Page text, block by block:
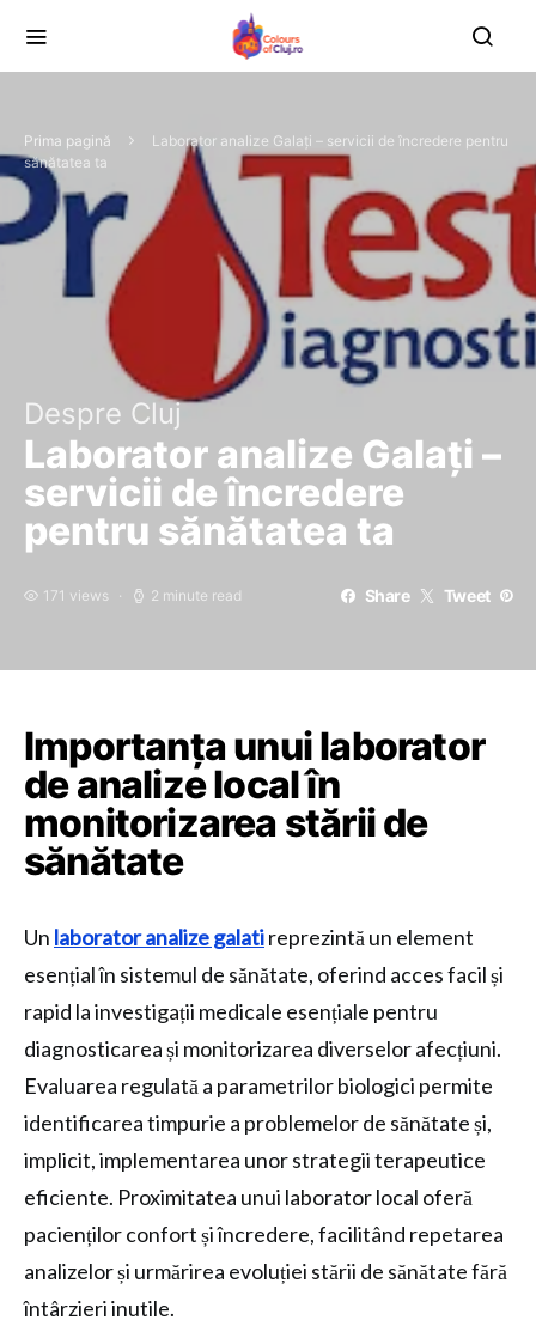
Prima pagină
Laborator analize Galați – servicii de încredere pentru
sănătatea ta
Despre Cluj
Laborator analize Galați –
servicii de încredere
pentru sănătatea ta
171 views 2 minute read Share Tweet
Importanța unui laborator
de analize local în
monitorizarea stării de
sănătate
Un laborator analize galatireprezintă un element
esențial în sistemul de sănătate, oferind acces facil și
rapid la investigații medicale esențiale pentru
diagnosticarea și monitorizarea diverselor afecțiuni.
Evaluarea regulată a parametrilor biologici permite
identificarea timpurie a problemelor de sănătate și,
implicit, implementarea unor strategii terapeutice
eficiente. Proximitatea unui laborator local oferă
pacienților confort și încredere, facilitând repetarea
analizelor și urmărirea evoluției stării de sănătate fără
întârzieri inutile.